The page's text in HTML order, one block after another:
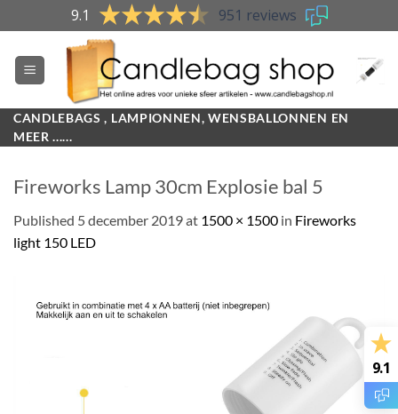
to
content
9.1 951 reviews
CANDLEBAGS , LAMPIONNEN, WENSBALLONNEN EN
MEER ......
Fireworks Lamp 30cm Explosie bal 5
Published 5 december 2019at 1500 × 1500 in Fireworks
light 150 LED
9.1